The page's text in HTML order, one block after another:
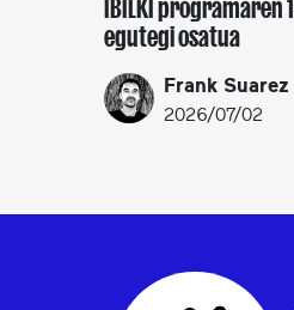
IBILKI programaren
egutegi osatua
Frank Suarez
2026/07/02